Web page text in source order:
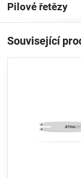
Pilové řetězy
Související